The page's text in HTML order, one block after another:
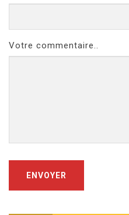
Votre commentaire..
ENVOYER